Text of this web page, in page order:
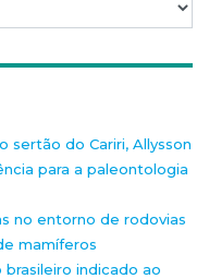
sertão do Cariri, Allysson
para a paleontologia
no entorno de rodovias
mamíferos
indicado ao